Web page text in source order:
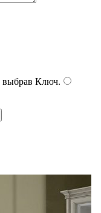
выбрав Ключ.